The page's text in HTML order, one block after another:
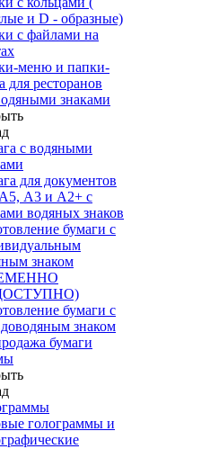
и D - образные)
с файлами на
меню и папки-
для ресторанов
знаками
с водяными
для документов
А3 и А2+ с
водяных знаков
бумаги с
знаком
бумаги с
знаком
бумаги
голограммы и